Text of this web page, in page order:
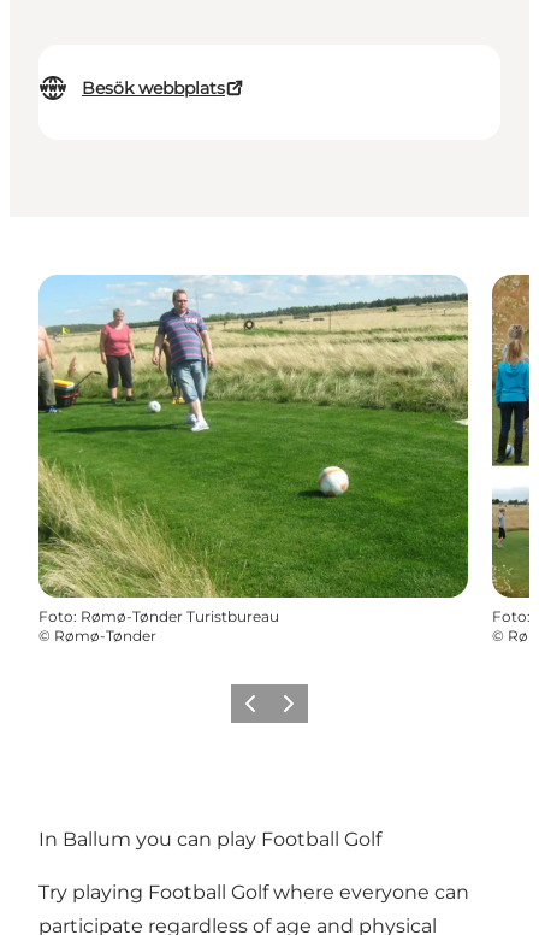
Besök webbplats
Foto: Rømø-Tønder Turistbureau
© Rømø-Tønder
Foto:
©
Föregående
Nästa
In Ballum you can play Football Golf
Try playing Football Golf where everyone can
participate regardless of age and physical